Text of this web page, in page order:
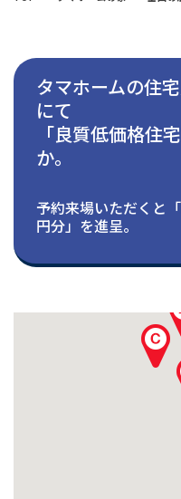
建築実例
生活サービス・
企業・IR情報
タマホームの住
にて
「良質低価格住
か。
予約来場いただくと
円分」を進呈。